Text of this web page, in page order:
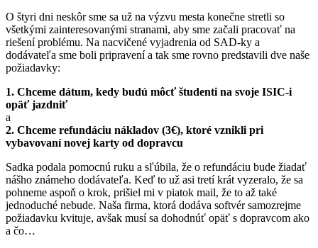
O štyri dni neskôr sme sa už na výzvu mesta konečne stretli so
všetkými zainteresovanými stranami, aby sme začali pracovať na
riešení problému. Na nacvičené vyjadrenia od SAD-ky a
dodávateľa sme boli pripravení a tak sme rovno predstavili dve naše
požiadavky:
1. Chceme dátum, kedy budú môcť študenti na svoje ISIC-i
opäť jazdniť
a
2. Chceme refundáciu nákladov (3€), ktoré vznikli pri
vybavovaní novej karty od dopravcu
Sadka podala pomocnú ruku a sľúbila, že o refundáciu bude žiadať
nášho známeho dodávateľa. Keď to už asi tretí krát vyzeralo, že sa
pohneme aspoň o krok, prišiel mi v piatok mail, že to až také
jednoduché nebude. Naša firma, ktorá dodáva softvér samozrejme
požiadavku kvituje, avšak musí sa dohodnúť opäť s dopravcom ako
a čo…